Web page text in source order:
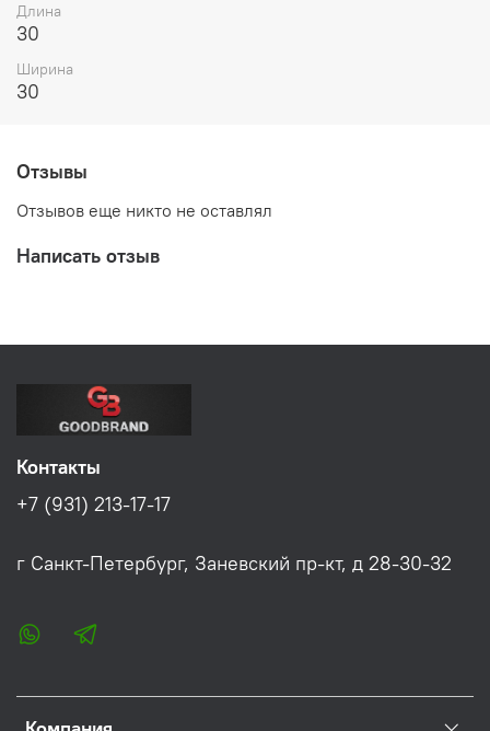
Длина
30
Ширина
30
Отзывы
Отзывов еще никто не оставлял
Написать отзыв
Контакты
+7 (931) 213-17-17
г Санкт-Петербург, Заневский пр-кт, д 28-30-32